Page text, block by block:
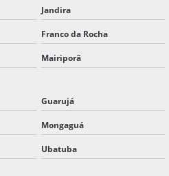
Jandira
Franco da Rocha
Mairiporã
Guarujá
Mongaguá
Ubatuba